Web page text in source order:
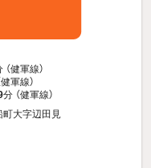
（健軍線）
軍線）
分 （健軍線）
町大字辺田見